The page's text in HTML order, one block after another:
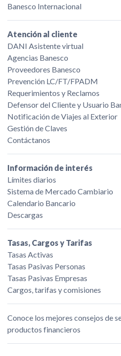
Banesco Internacional
Atención al cliente
DANI Asistente virtual
Agencias Banesco
Proveedores Banesco
Prevención LC/FT/FPADM
Requerimientos y Reclamos
Defensor del Cliente y Usuario
Notificación de Viajes al Exterior
Gestión de Claves
Contáctanos
Información de interés
Límites diarios
Sistema de Mercado Cambiario
Calendario Bancario
Descargas
Tasas, Cargos y Tarifas
Tasas Activas
Tasas Pasivas Personas
Tasas Pasivas Empresas
Cargos, tarifas y comisiones
Conoce los mejores consejos de
productos financieros